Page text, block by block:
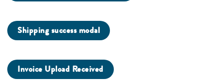
Shipping success modal
Invoice Upload Received